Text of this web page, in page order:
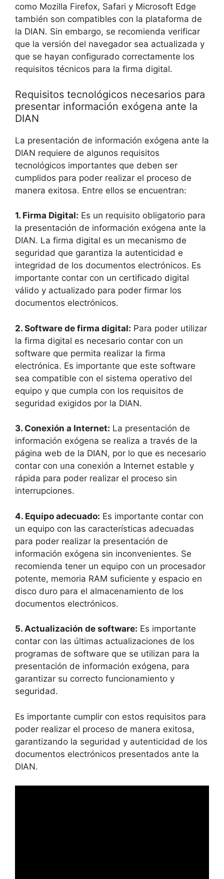
como Mozilla Firefox, Safari y Microsoft Edge
también son compatibles con la plataforma de
la DIAN. Sin embargo, se recomienda verificar
que la versión del navegador sea actualizada y
que se hayan configurado correctamente los
requisitos técnicos para la firma digital.
Requisitos tecnológicos necesarios para
presentar información exógena ante la
DIAN
La presentación de información exógena ante la
DIAN requiere de algunos requisitos
tecnológicos importantes que deben ser
cumplidos para poder realizar el proceso de
manera exitosa. Entre ellos se encuentran:
1. Firma Digital: Es un requisito obligatorio para
la presentación de información exógena ante la
DIAN. La firma digital es un mecanismo de
seguridad que garantiza la autenticidad e
integridad de los documentos electrónicos. Es
importante contar con un certificado digital
válido y actualizado para poder firmar los
documentos electrónicos.
2. Software de firma digital: Para poder utilizar
la firma digital es necesario contar con un
software que permita realizar la firma
electrónica. Es importante que este software
sea compatible con el sistema operativo del
equipo y que cumpla con los requisitos de
seguridad exigidos por la DIAN.
3. Conexión a Internet: La presentación de
información exógena se realiza a través de la
página web de la DIAN, por lo que es necesario
contar con una conexión a Internet estable y
rápida para poder realizar el proceso sin
interrupciones.
4. Equipo adecuado: Es importante contar con
un equipo con las características adecuadas
para poder realizar la presentación de
información exógena sin inconvenientes. Se
recomienda tener un equipo con un procesador
potente, memoria RAM suficiente y espacio en
disco duro para el almacenamiento de los
documentos electrónicos.
5. Actualización de software: Es importante
contar con las últimas actualizaciones de los
programas de software que se utilizan para la
presentación de información exógena, para
garantizar su correcto funcionamiento y
seguridad.
Es importante cumplir con estos requisitos para
poder realizar el proceso de manera exitosa,
garantizando la seguridad y autenticidad de los
documentos electrónicos presentados ante la
DIAN.